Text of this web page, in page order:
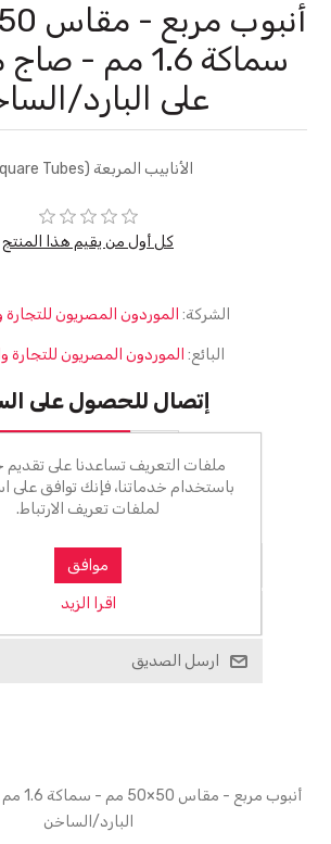
سماكة 1.6 مم
على البارد/
الأنابيب المربعة (Square Tubes)
كل أول من يقيم هذا المنتج
الشركة: الموردون المصريون للتجارة
البائع: الموردون المصريون للتجارة
إتصال للحصول على
الرجاء تحديد العنوان الذي تريد
ارسل الصديق
أنبوب
البارد/الساخن
ملفات التعريف تساعدنا على تقديم
باستخدام خدماتنا، فإنك توافق على
لملفات تعريف الارتباط.
موافق
اقرا الزيد